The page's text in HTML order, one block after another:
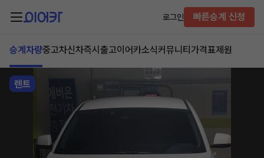
로그인 빠른승계 신청
승계차량중고차신차즉시출고이어카소식커뮤니티 가격표제원
렌트